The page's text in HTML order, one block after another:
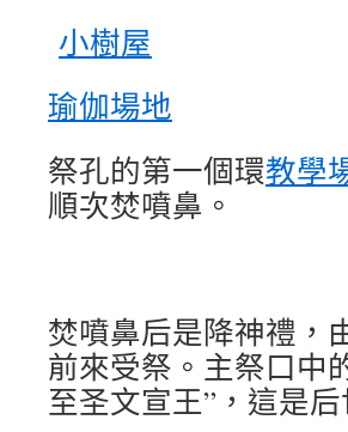
小樹屋
瑜伽場地
祭孔的第一個環教學
順次焚噴鼻。
焚噴鼻后是降神禮，
前來受祭。主祭口
至圣文宣王”，這是